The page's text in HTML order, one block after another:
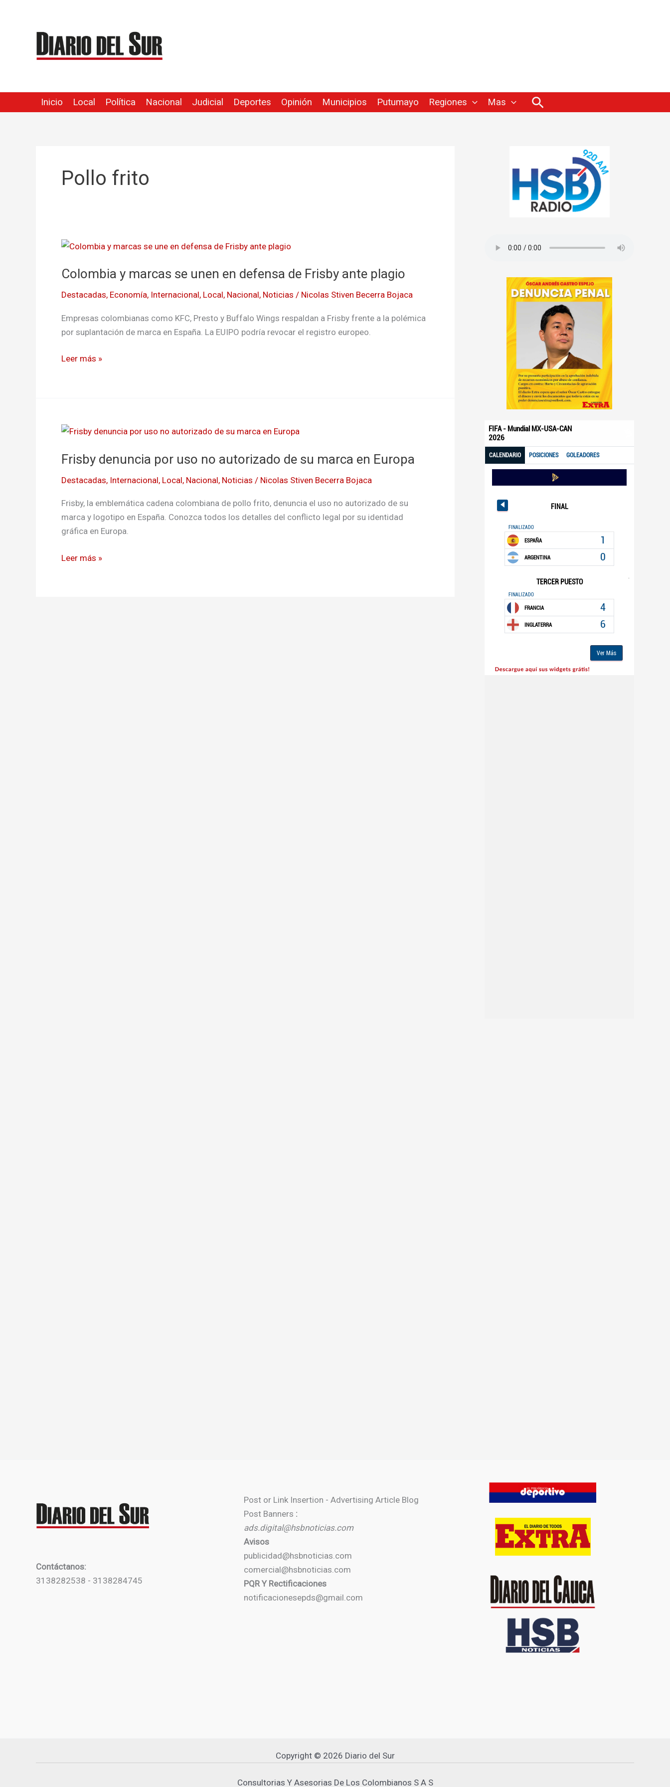
contenido
Inicio Local Política Nacional Judicial Deportes Opinión Municipios Putumayo Regiones Mas Buscar
Pollo frito
Colombia y marcas se unen en defensa de Frisby ante plagio
Destacadas, Economía, Internacional, Local, Nacional, Noticias / Nicolas Stiven Becerra Bojaca
Empresas colombianas como KFC, Presto y Buffalo Wings respaldan a Frisby frente a la polémica
por suplantación de marca en España. La EUIPO podría revocar el registro europeo.
Colombia
marcas
unen
en
defensa
Frisby
Leer más »
Frisby denuncia por uso no autorizado de su marca en Europa
Destacadas, Internacional, Local, Nacional, Noticias / Nicolas Stiven Becerra Bojaca
Frisby, la emblemática cadena colombiana de pollo frito, denuncia el uso no autorizado de su
marca y logotipo en España. Conozca todos los detalles del conflicto legal por su identidad
gráfica en Europa.
Frisby
por
no
autorizado
de
su
en
Leer más »
Contáctanos:
3138282538 - 3138284745
Post or Link Insertion - Advertising Article Blog
Post Banners :
ads.digital@hsbnoticias.com
Avisos
publicidad@hsbnoticias.com
comercial@hsbnoticias.com
PQR Y Rectificaciones
notificacionesepds@gmail.com
Copyright © 2026 Diario del Sur
Consultorias Y Asesorias De Los Colombianos S A S